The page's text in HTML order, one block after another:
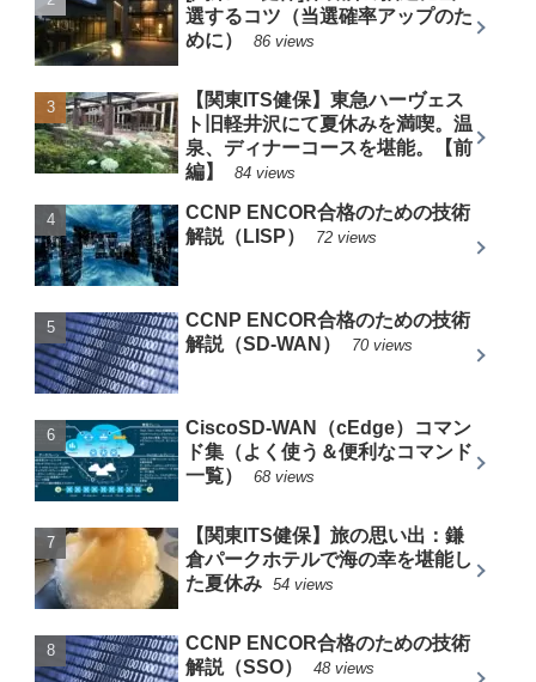
選するコツ（当選確率アップのた
めに）
86 views
【関東ITS健保】東急ハーヴェス
ト旧軽井沢にて夏休みを満喫。温
泉、ディナーコースを堪能。【前
編】
84 views
CCNP ENCOR合格のための技術
解説（LISP）
72 views
CCNP ENCOR合格のための技術
解説（SD-WAN）
70 views
CiscoSD-WAN（cEdge）コマン
ド集（よく使う＆便利なコマンド
一覧）
68 views
【関東ITS健保】旅の思い出：鎌
倉パークホテルで海の幸を堪能し
た夏休み
54 views
CCNP ENCOR合格のための技術
解説（SSO）
48 views